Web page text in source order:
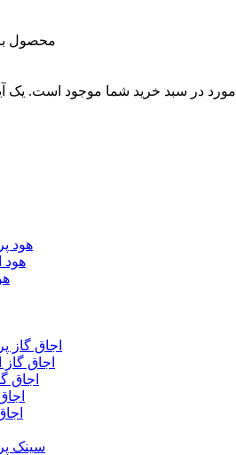
محصول
مورد در سبد خرید شما موجود است.
هود
هود
اجاق گاز
اجاق گاز
اجاق
سینک